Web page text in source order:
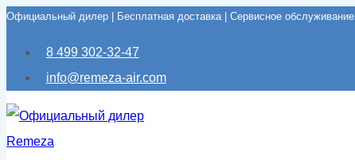
Перейти
Официальный дилер | Бесплатная доставка | Сервисное обслуживание
8 499 302-32-47
info@remeza-air.com